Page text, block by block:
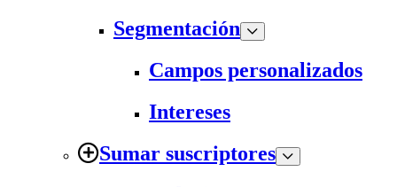
Segmentación
Campos personalizados
Intereses
Sumar suscriptores